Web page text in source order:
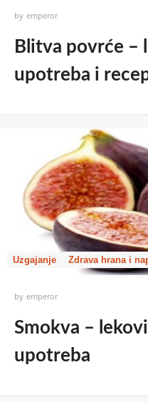
byemperor
Blitva povrće –
upotreba i
Uzgajanje Zdrava hrana i
byemperor
Smokva –
upotreba